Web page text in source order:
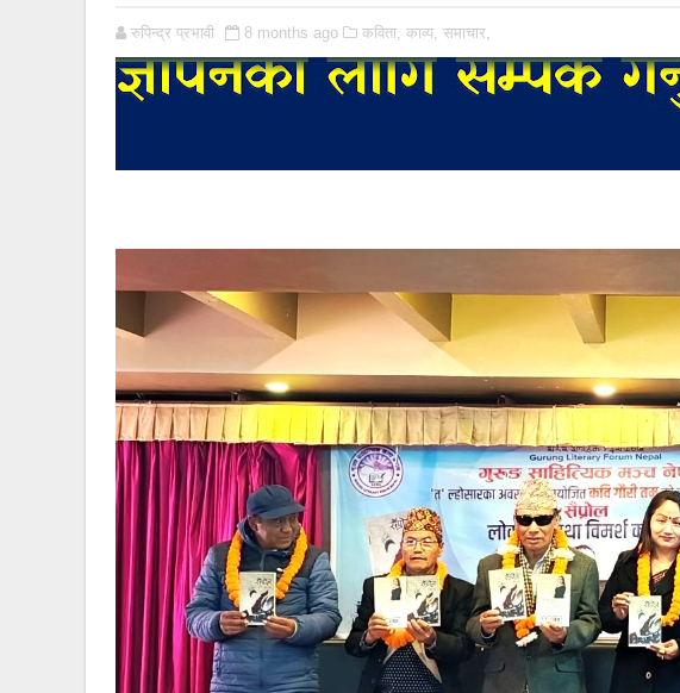
रुपिन्द्र प्रभावी 8 months ago कविता, काव्य, समाचार,